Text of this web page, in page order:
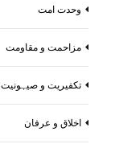
وحدت امت
مزاحمت و مقاومت
تکفیریت و صیہونیت
اخلاق و عرفان